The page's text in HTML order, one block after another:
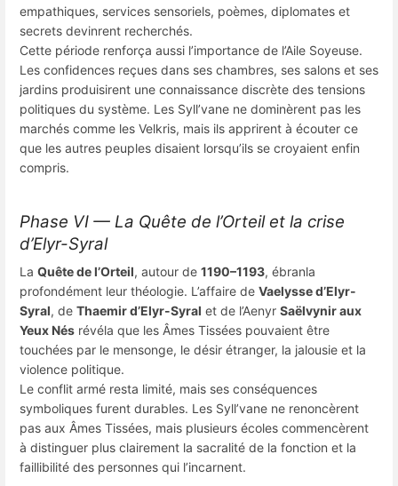
empathiques, services sensoriels, poèmes, diplomates et
secrets devinrent recherchés.
Cette période renforça aussi l’importance de l’Aile Soyeuse.
Les confidences reçues dans ses chambres, ses salons et ses
jardins produisirent une connaissance discrète des tensions
politiques du système. Les Syll’vane ne dominèrent pas les
marchés comme les Velkris, mais ils apprirent à écouter ce
que les autres peuples disaient lorsqu’ils se croyaient enfin
compris.
Phase VI — La Quête de l’Orteil et la crise
d’Elyr-Syral
La Quête de l’Orteil, autour de 1190–1193, ébranla
profondément leur théologie. L’affaire de Vaelysse d’Elyr-
Syral, de Thaemir d’Elyr-Syral et de l’Aenyr Saëlvynir aux
Yeux Nés révéla que les Âmes Tissées pouvaient être
touchées par le mensonge, le désir étranger, la jalousie et la
violence politique.
Le conflit armé resta limité, mais ses conséquences
symboliques furent durables. Les Syll’vane ne renoncèrent
pas aux Âmes Tissées, mais plusieurs écoles commencèrent
à distinguer plus clairement la sacralité de la fonction et la
faillibilité des personnes qui l’incarnent.